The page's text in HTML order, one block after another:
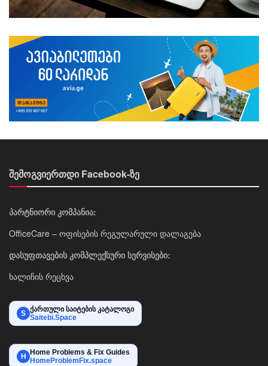
შემოგვიერთდი Facebook-ზე
პარტნიორი კომპანია:
OfficeCare – ოფისების რეგულარული დალაგება
დასუფთავების კომპლექსური სერვისები:
ხალიჩის რეცხვა
S ქართული საიტების კატალოგი
Saitebi.Space
H
Home Problems & Fix Guides
HomeProblemFix.space